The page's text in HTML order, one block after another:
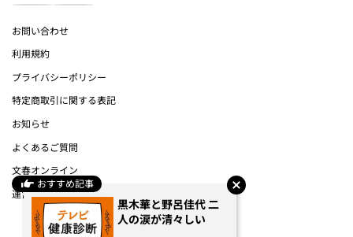
おすすめ記事
黒木華と野呂佳代 二
人の涙が清々しい
お問い合わせ
利用規約
プライバシーポリシー
特定商取引に関する表記
お知らせ
よくあるご質問
文春オンライン
運営会社
(c) Bungeishunju Ltd.